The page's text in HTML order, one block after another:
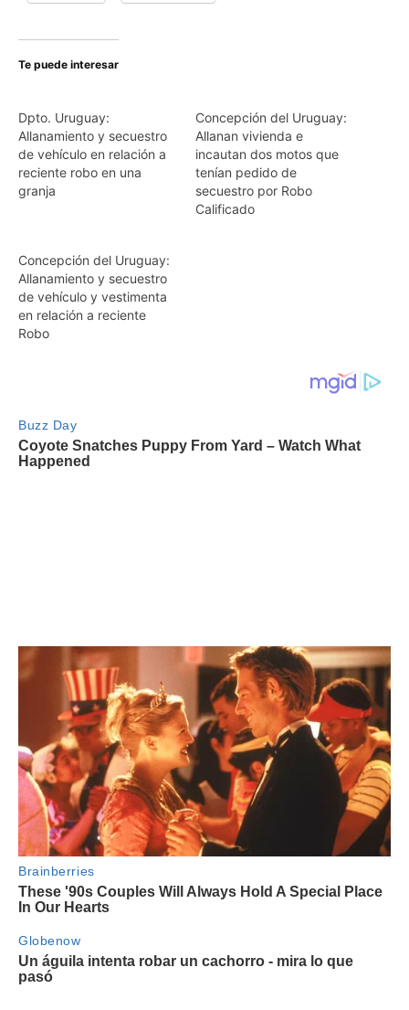
Te puede interesar
Dpto. Uruguay:
Allanamiento y secuestro
de vehículo en relación a
reciente robo en una
granja
Concepción del Uruguay:
Allanan vivienda e
incautan dos motos que
tenían pedido de
secuestro por Robo
Calificado
Concepción del Uruguay:
Allanamiento y secuestro
de vehículo y vestimenta
en relación a reciente
Robo